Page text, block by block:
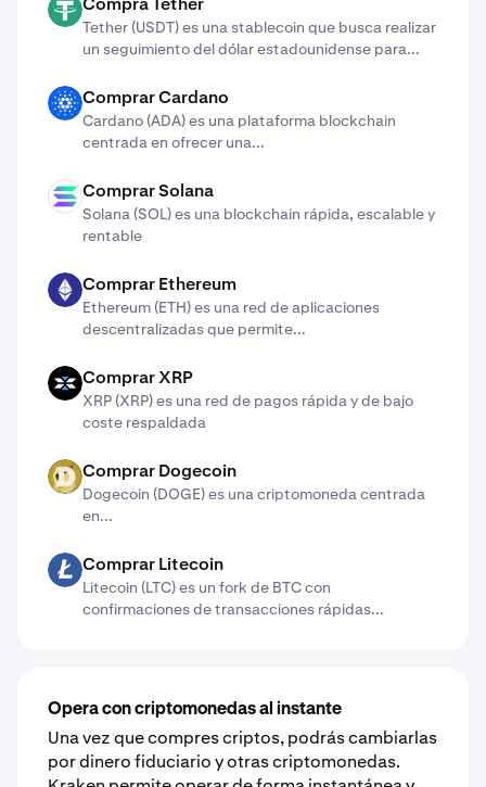
USDT
Tether (USDT) es una stablecoin que busca realizar
un seguimiento del dólar estadounidense para...
ADA Comprar Cardano
Cardano (ADA) ​​es una plataforma blockchain
centrada en ofrecer una...
SOL Comprar Solana
Solana (SOL) es una blockchain rápida, escalable y
rentable
ETH Comprar Ethereum
Ethereum (ETH) es una red de aplicaciones
descentralizadas que permite...
X Comprar XRP
XRP (XRP) es una red de pagos rápida y de bajo
coste respaldada
DOGE Comprar Dogecoin
Dogecoin (DOGE) es una criptomoneda centrada
en...
LTC Comprar Litecoin
Litecoin (LTC) es un fork de BTC con
confirmaciones de transacciones rápidas...
Opera con criptomonedas al instante
Una vez que compres criptos, podrás cambiarlas
por dinero fiduciario y otras criptomonedas.